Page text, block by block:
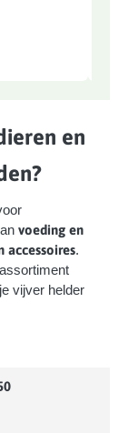
vinken en
en
voeding en
accessoires.
vijver helder